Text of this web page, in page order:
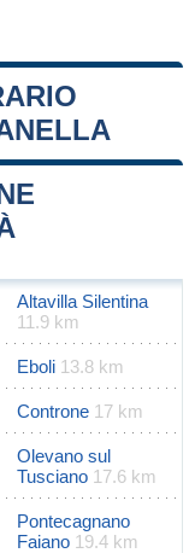
contributors
Altavilla Silentina
11.9 km
Eboli 13.8 km
Controne 17 km
Olevano sul
Tusciano 17.6 km
Pontecagnano
Faiano 19.4 km